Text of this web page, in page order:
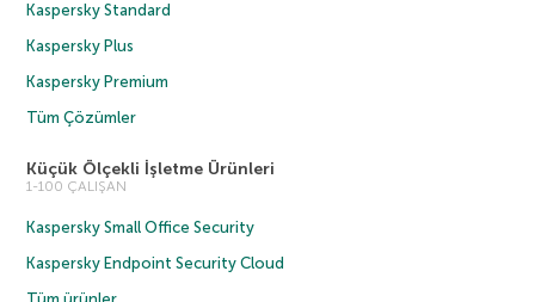
Kaspersky Standard
Kaspersky Plus
Kaspersky Premium
Tüm Çözümler
Küçük Ölçekli İşletme Ürünleri
1-100 ÇALIŞAN
Kaspersky Small Office Security
Kaspersky Endpoint Security Cloud